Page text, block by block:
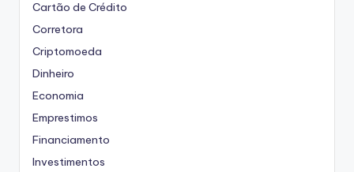
Cartão de Crédito
Corretora
Criptomoeda
Dinheiro
Economia
Emprestimos
Financiamento
Investimentos